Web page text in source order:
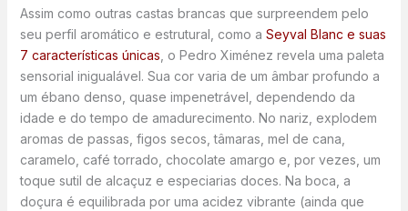
Assim como outras castas brancas que surpreendem pelo
seu perfil aromático e estrutural, como a Seyval Blanc e suas
7 características únicas , o Pedro Ximénez revela uma paleta
sensorial inigualável. Sua cor varia de um âmbar profundo a
um ébano denso, quase impenetrável, dependendo da
idade e do tempo de amadurecimento. No nariz, explodem
aromas de passas, figos secos, tâmaras, mel de cana,
caramelo, café torrado, chocolate amargo e, por vezes, um
toque sutil de alcaçuz e especiarias doces. Na boca, a
doçura é equilibrada por uma acidez vibrante (ainda que